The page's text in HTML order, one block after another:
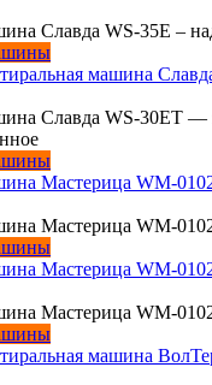
Славда WS-35E –
машина
Славда WS-30ET —
Мастерица WM-
Мастерица WM-
Мастерица WM-
Мастерица WM-
машина